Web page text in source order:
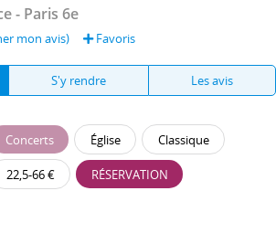
- Paris 6e
mon avis) Favoris
S'y rendre Les avis
Concerts Église Classique
22,5-66 € RÉSERVATION